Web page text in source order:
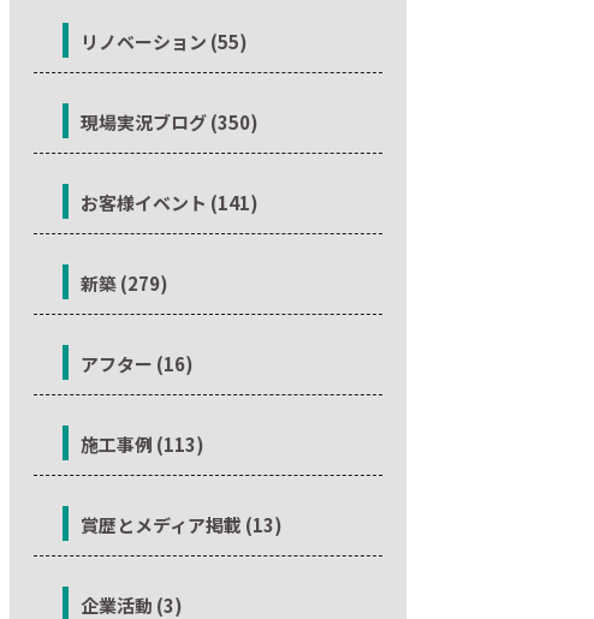
リノベーション (55)
現場実況ブログ (350)
お客様イベント (141)
新築 (279)
アフター (16)
施工事例 (113)
賞歴とメディア掲載 (13)
企業活動 (3)